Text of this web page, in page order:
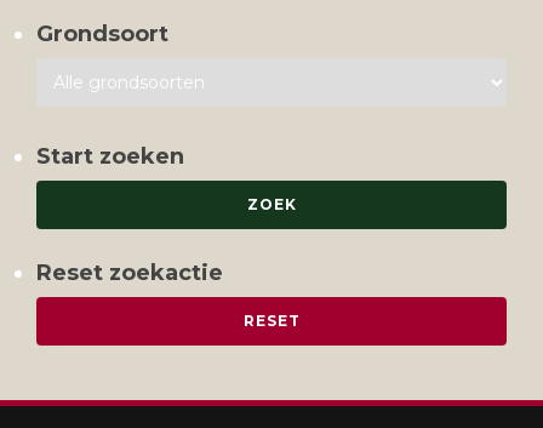
Grondsoort
Start zoeken
Reset zoekactie